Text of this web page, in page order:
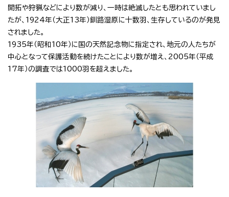
開拓や狩猟などにより数が減り、一時は絶滅したとも思われていまし
たが、1924年（大正13年）釧路湿原に十数羽、生存しているのが発見
されました。
1935年（昭和10年）に国の天然記念物に指定され、地元の人たちが
中心となって保護活動を続けたことにより数が増え、2005年（平成
17年）の調査では1000羽を超えました。